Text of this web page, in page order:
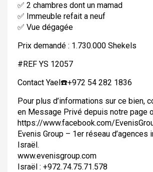
✅ 2 chambres dont un mamad
✅ Immeuble refait a neuf
✅ Vue dégagée
Prix demandé : 1.730.000 Shekels
#REF YS 12057
Contact Yael☎️+972 54 282 1836
Pour plus d’informations sur ce bien,
en Message Privé depuis notre page
https://www.facebook.com/
Evenis Group – 1er réseau
Israël.
www.evenisgroup.com
Israël : +972.74.75.71.578